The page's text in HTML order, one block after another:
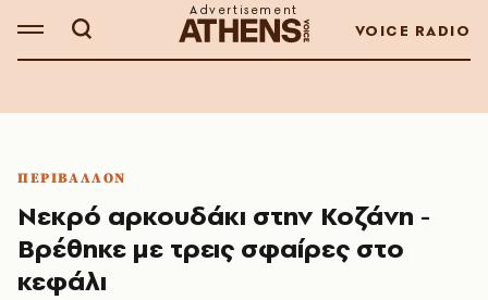
VOICE RADIO
ΠΕΡΙΒΑΛΛΟΝ
Νεκρό αρκουδάκι στην Κοζάνη -
Βρέθηκε με τρεις σφαίρες στο
κεφάλι